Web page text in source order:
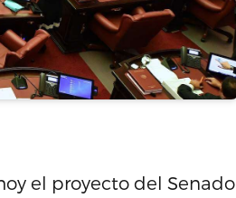
el proyecto del Senado